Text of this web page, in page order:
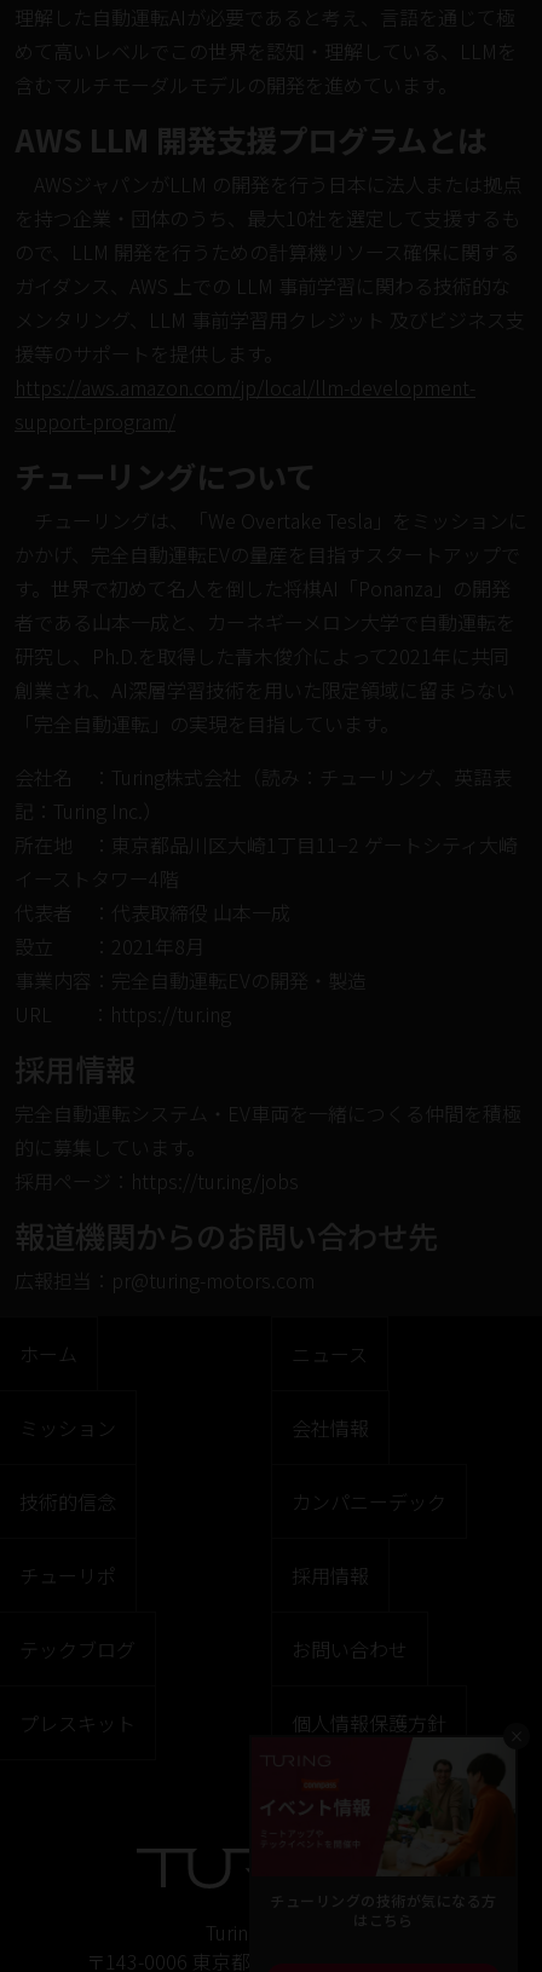
チューリングの技術が気になる方
はこちら
理解した自動運転AIが必要であると考え、言語を通じて極
めて高いレベルでこの世界を認知・理解している、LLMを
含むマルチモーダルモデルの開発を進めています。
AWS LLM 開発支援プログラムとは
AWSジャパンがLLM の開発を行う日本に法人または拠点
を持つ企業・団体のうち、最大10社を選定して支援するも
ので、LLM 開発を行うための計算機リソース確保に関する
ガイダンス、AWS 上での LLM 事前学習に関わる技術的な
メンタリング、LLM 事前学習用クレジット 及びビジネス支
援等のサポートを提供します。
https://aws.amazon.com/jp/local/llm-development-
support-program/
チューリングについて
チューリングは、「We Overtake Tesla」をミッションに
かかげ、完全⾃動運転EVの量産を⽬指すスタートアップで
す。世界で初めて名人を倒した将棋AI「Ponanza」の開発
者である⼭本⼀成と、カーネギーメロン⼤学で自動運転を
研究し、Ph.D.を取得した⻘⽊俊介によって2021年に共同
創業され、AI深層学習技術を⽤いた限定領域に留まらない
「完全自動運転」の実現を目指しています。
会社名 ：Turing株式会社（読み：チューリング、英語表
記：Turing Inc.）
所在地 ：東京都品川区大崎1丁目11−2 ゲートシティ大崎
イーストタワー4階
代表者 ：代表取締役 ⼭本⼀成
設⽴ ：2021年8⽉
事業内容：完全自動運転EVの開発・製造
URL ： https://tur.ing
採⽤情報
完全⾃動運転システム・EV⾞両を⼀緒につくる仲間を積極
的に募集しています。
採⽤ページ： https://tur.ing/jobs
報道機関からのお問い合わせ先
広報担当：pr@turing-motors.com
Turing株式会社
〒143-0006 東京都大田区平和島6丁目1ー1
ホーム
ミッション
技術的信念
チューリポ
テックブログ
プレスキット
ニュース
会社情報
カンパニーデック
採用情報
お問い合わせ
個人情報保護方針